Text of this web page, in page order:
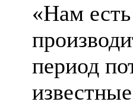
«Нам
период